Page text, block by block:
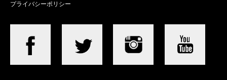
プライバシーポリシー